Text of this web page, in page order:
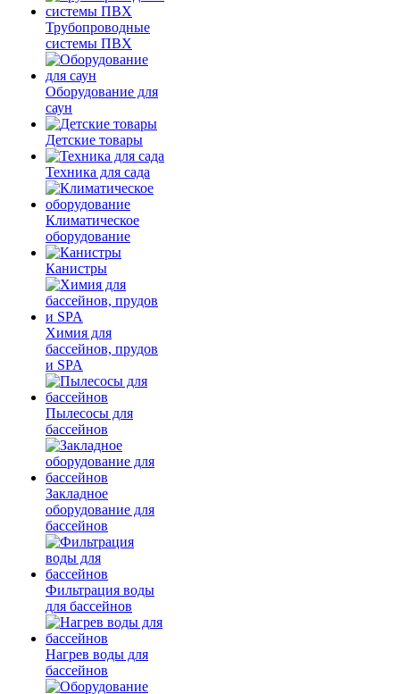
Трубопроводные
системы ПВХ
Оборудование для
саун
Детские товары
Техника для сада
Климатическое
оборудование
Канистры
Химия для
бассейнов, прудов
и SPA
Пылесосы для
бассейнов
Закладное
оборудование для
бассейнов
Фильтрация воды
для бассейнов
Нагрев воды для
бассейнов